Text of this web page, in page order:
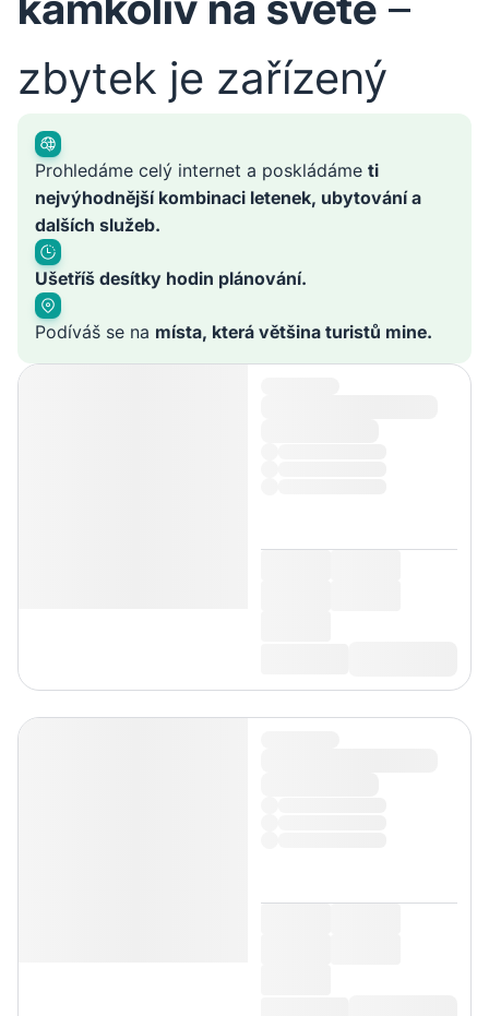
zbytek je zařízený
Prohledáme celý internet a poskládáme ti
nejvýhodnější kombinaci letenek, ubytování a
dalších služeb.
Ušetříš desítky hodin plánování.
Podíváš se na místa, která většina turistů mine.